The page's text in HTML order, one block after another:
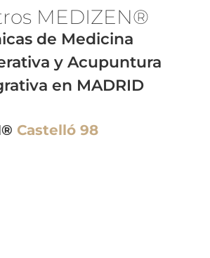
MEDIZEN®
de Medicina
y Acupuntura
en MADRID
Castelló 98